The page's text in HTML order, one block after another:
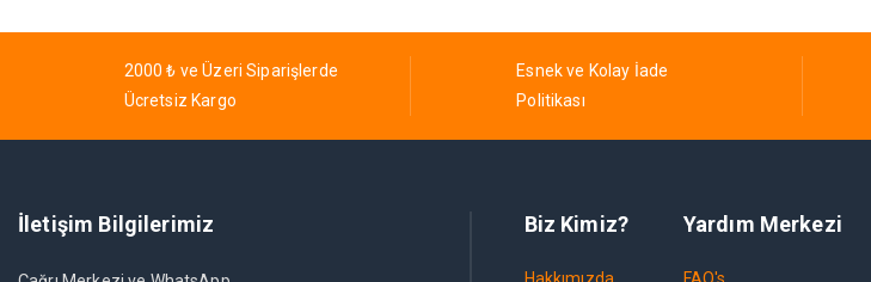
2000 ₺ ve Üzeri Siparişlerde
Ücretsiz Kargo
Esnek ve Kolay İade
Politikası
İletişim Bilgilerimiz Biz Kimiz? Yardım Merkezi